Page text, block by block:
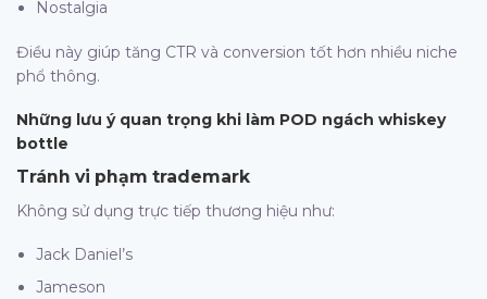
Nostalgia
Điều này giúp tăng CTR và conversion tốt hơn nhiều niche
phổ thông.
Những lưu ý quan trọng khi làm POD ngách whiskey
bottle
Tránh vi phạm trademark
Không sử dụng trực tiếp thương hiệu như:
Jack Daniel’s
Jameson